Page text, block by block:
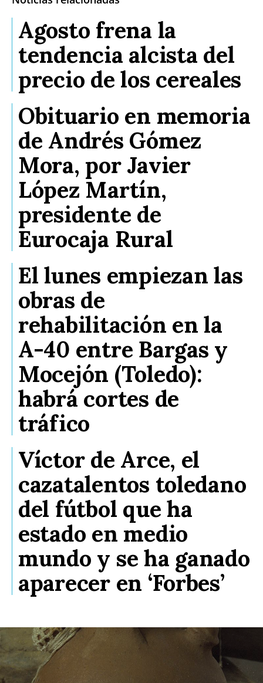
Agosto frena la
tendencia alcista del
precio de los cereales
Obituario en memoria
de Andrés Gómez
Mora, por Javier
López Martín,
presidente de
Eurocaja Rural
El lunes empiezan las
obras de
rehabilitación en la
A-40 entre Bargas y
Mocejón (Toledo):
habrá cortes de
tráfico
Víctor de Arce, el
cazatalentos toledano
del fútbol que ha
estado en medio
mundo y se ha ganado
aparecer en ‘Forbes’